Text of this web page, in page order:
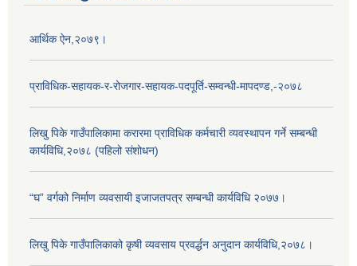
आर्थिक ऐन,२०७९।
प्राविधिक-सहायक-र-रोजगार-सहायक-पदपूर्ति-सम्वन्धी-मापदण्ड,-२०७८
लिखु पिके गाउँपालिकामा करारमा प्राविधिक कर्मचारी व्यवस्थापन गर्ने सम्बन्धी
कार्यविधि,२०७८ (पहिलो संशोधन)
“घ” वर्गको निर्माण व्यवसायी इजाजतपत्र सम्बन्धी कार्यविधि २०७७।
लिखु पिके गाउँपालिकाको कृषी व्यवसाय प्रवर्द्धन अनुदान कार्यविधि,२०७८।